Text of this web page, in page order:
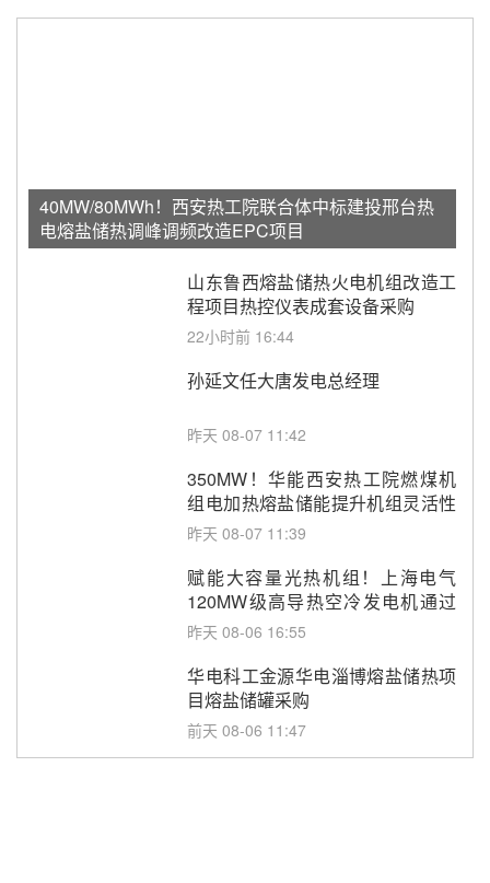
40MW/80MWh！西安热工院联合体中标建投邢台热
电熔盐储热调峰调频改造EPC项目
山东鲁西熔盐储热火电机组改造工
程项目热控仪表成套设备采购
22小时前 16:44
孙延文任大唐发电总经理
昨天 08-07 11:42
350MW！华能西安热工院燃煤机
组电加热熔盐储能提升机组灵活性
改造项目初步设计第三方评审服务
昨天 08-07 11:39
赋能大容量光热机组！上海电气
120MW级高导热空冷发电机通过
型式试验
昨天 08-06 16:55
华电科工金源华电淄博熔盐储热项
目熔盐储罐采购
前天 08-06 11:47